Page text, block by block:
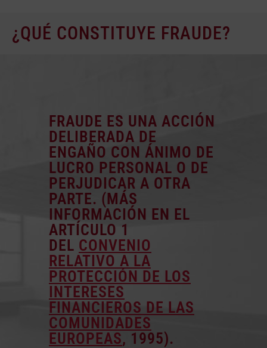
¿QUÉ CONSTITUYE FRAUDE?
FRAUDE ES UNA ACCIÓN
DELIBERADA DE
ENGAÑO CON ÁNIMO DE
LUCRO PERSONAL O DE
PERJUDICAR A OTRA
PARTE. (MÁS
INFORMACIÓN EN EL
ARTÍCULO 1
DEL CONVENIO
RELATIVO A LA
PROTECCIÓN DE LOS
INTERESES
FINANCIEROS DE LAS
COMUNIDADES
EUROPEAS, 1995).